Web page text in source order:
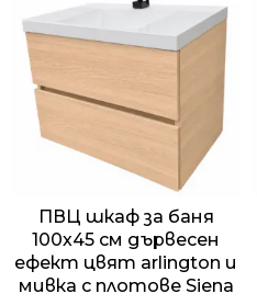
1369.00 лв..
1029.00 лв..
ПВЦ шкаф за баня
100х45 см дървесен
ефект цвят arlington и
мивка с плотове Siena